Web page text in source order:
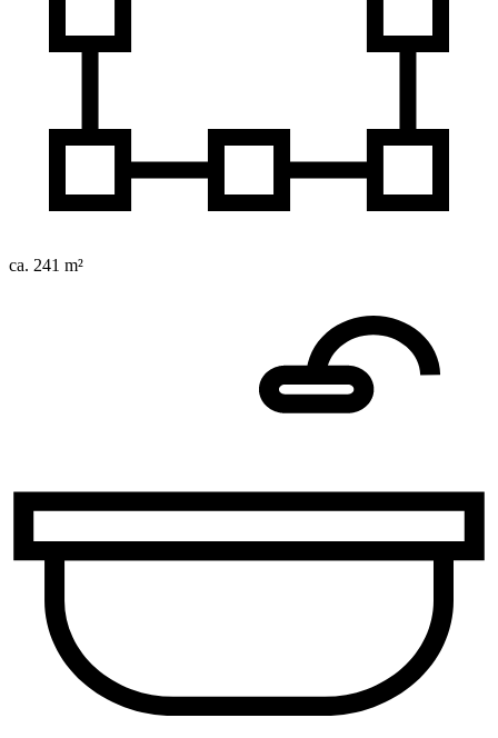
ca. 241 m²